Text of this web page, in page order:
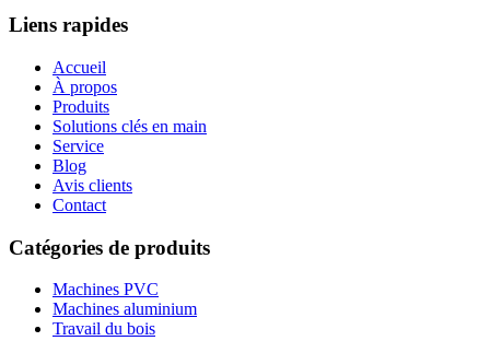
Liens rapides
Accueil
À propos
Produits
Solutions clés en main
Service
Blog
Avis clients
Contact
Catégories de produits
Machines PVC
Machines aluminium
Travail du bois